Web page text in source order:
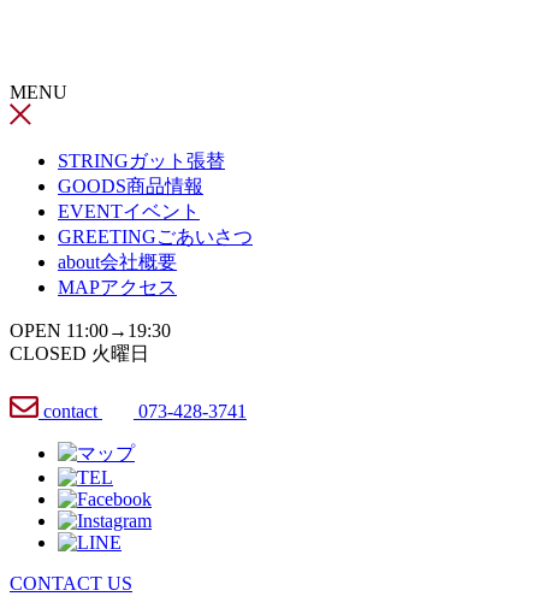
ン
ツ
MENU
STRINGガット張替
GOODS商品情報
EVENTイベント
GREETINGごあいさつ
about会社概要
MAPアクセス
OPEN 11:00→19:30
CLOSED 火曜日
contact 073-428-3741
CONTACT US